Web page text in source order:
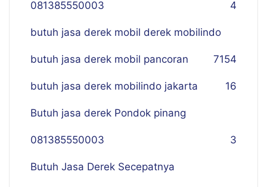
081385550003 4
butuh jasa derek mobil derek mobilindo
154
butuh jasa derek mobil pancoran 7
butuh jasa derek mobilindo jakarta 16
Butuh jasa derek Pondok pinang
081385550003 3
Butuh Jasa Derek Secepatnya